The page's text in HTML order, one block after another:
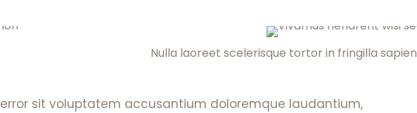
Nulla laoreet scelerisque tortor in fringilla sapien
sit voluptatem accusantium doloremque laudantium,